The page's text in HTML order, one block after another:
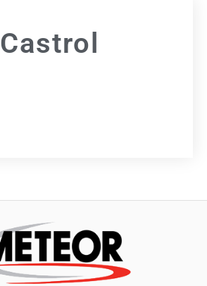
Castrol